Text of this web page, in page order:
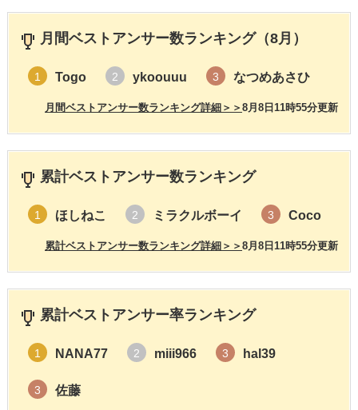
月間ベストアンサー数ランキング（8月）
1 Togo 2 ykoouuu 3 なつめあさひ
8月8日11時55分更新
月間ベストアンサー数ランキング詳細＞＞
累計ベストアンサー数ランキング
1 ほしねこ 2 ミラクルボーイ 3 Coco
8月8日11時55分更新
累計ベストアンサー数ランキング詳細＞＞
累計ベストアンサー率ランキング
1 NANA77 2 miii966 3 hal39
3 佐藤